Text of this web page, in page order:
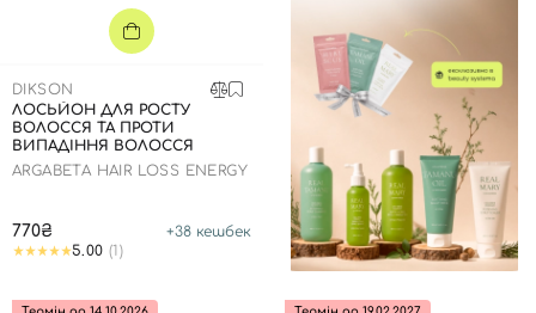
DIKSON
ЛОСЬЙОН ДЛЯ РОСТУ
ВОЛОССЯ ТА ПРОТИ
ВИПАДІННЯ ВОЛОССЯ
ARGABETA HAIR LOSS ENERGY
770₴ +38 кешбек
5.00 (1)